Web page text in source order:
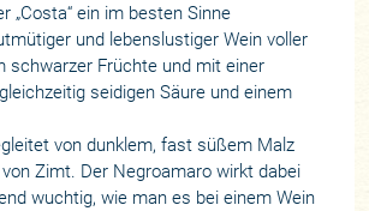
„Costa“ ein im besten Sinne
und lebenslustiger Wein voller
schwarzer Früchte und mit einer
seidigen Säure und einem
von dunklem, fast süßem Malz
Zimt. Der Negroamaro wirkt dabei
wuchtig, wie man es bei einem Wein